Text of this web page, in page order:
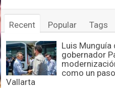
Recent Popular Tags
Luis Munguía
gobernador
como un
Vallarta